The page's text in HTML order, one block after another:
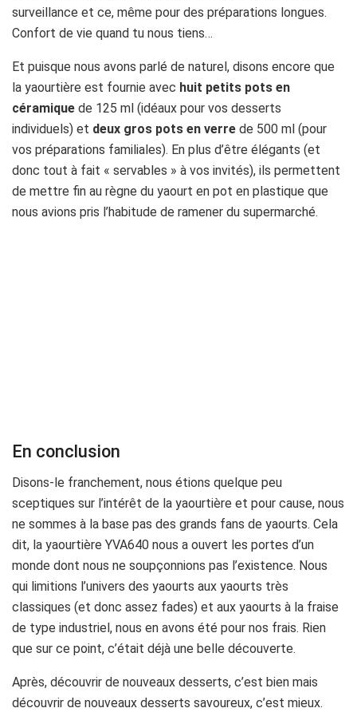
surveillance et ce, même pour des préparations longues.
Confort de vie quand tu nous tiens…
Et puisque nous avons parlé de naturel, disons encore que
la yaourtière est fournie avec huit petits pots en
céramique de 125 ml (idéaux pour vos desserts
individuels) et deux gros pots en verre de 500 ml (pour
vos préparations familiales). En plus d’être élégants (et
donc tout à fait « servables » à vos invités), ils permettent
de mettre fin au règne du yaourt en pot en plastique que
nous avions pris l’habitude de ramener du supermarché.
En conclusion
Disons-le franchement, nous étions quelque peu
sceptiques sur l’intérêt de la yaourtière et pour cause, nous
ne sommes à la base pas des grands fans de yaourts. Cela
dit, la yaourtière YVA640 nous a ouvert les portes d’un
monde dont nous ne soupçonnions pas l’existence. Nous
qui limitions l’univers des yaourts aux yaourts très
classiques (et donc assez fades) et aux yaourts à la fraise
de type industriel, nous en avons été pour nos frais. Rien
que sur ce point, c’était déjà une belle découverte.
Après, découvrir de nouveaux desserts, c’est bien mais
découvrir de nouveaux desserts savoureux, c’est mieux.